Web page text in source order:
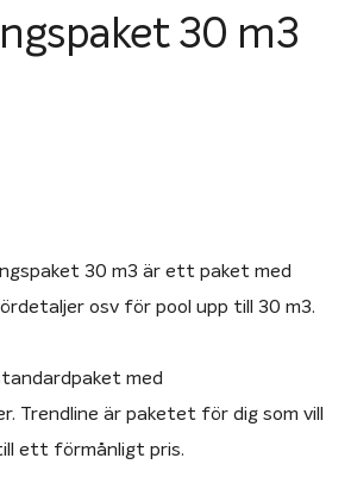
30 m3
30 m3 är ett paket med
osv för pool upp till 30 m3.
med
Trendline är paketet för dig som vill
ett förmånligt pris.